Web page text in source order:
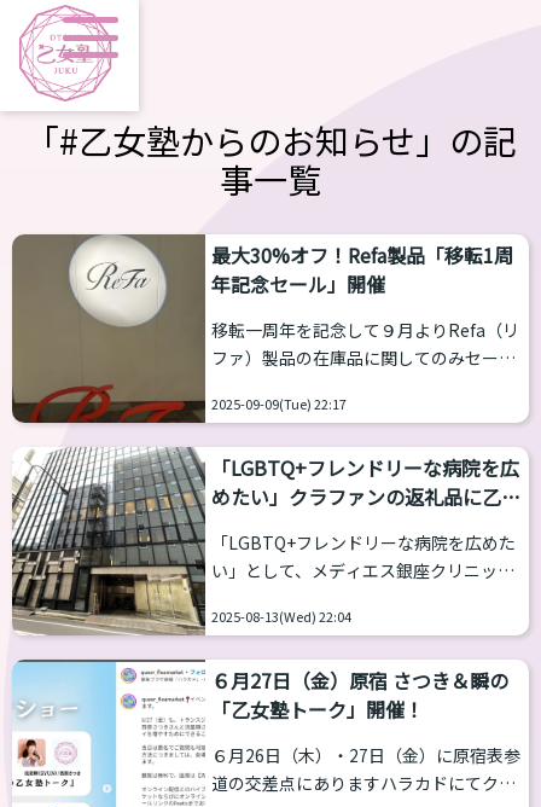
「#乙女塾からのお知らせ」の記
事一覧
最大30%オフ！Refa製品「移転1周
年記念セール」開催
移転一周年を記念して９月よりRefa（リ
ファ）製品の在庫品に関してのみセール
ヘアアイロンからシャワーヘッドまで多
数使われており、その影響もあってか愛
用者が多くなっています購入希望の方は
乙女塾で直接講師陣にお声掛けくださ
以下の商品に限り過去最大級に定価より
も安く提供いたします。どれも在庫限り
ということで数台のみと限定数量です。
お早めにお買い求めくださいませ。 エピ
クール（REFA EPI COOL / 美顔器、...
2025-09-09(Tue) 22:17
「LGBTQ+フレンドリーな病院を広
めたい」クラファンの返礼品に乙女
「LGBTQ+フレンドリーな病院を広めた
い」として、メディエス銀座クリニック
す。 美容皮膚科として銀座
の土地で19年の歴史を誇るメディエス銀
座クリニック、丁寧な施術と対応に定評
がありgoogleの口コミは4.6と、評価が
評価を得ています。 公式ＳＮＳ：
https://www.instagram.com/medieth.
2025-08-13(Wed) 22:04
６月27日（金）原宿 さつき＆瞬の
「乙女塾トーク」開催！
６月26日（木）・27日（金）に原宿表参
道の交差点にありますハラカドにてクィ